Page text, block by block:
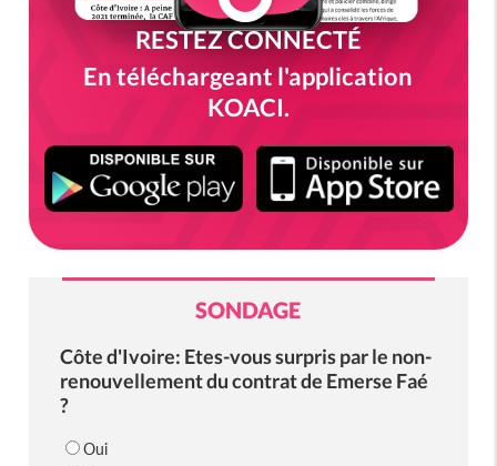
RESTEZ CONNECTÉ
En téléchargeant l'application
KOACI.
SONDAGE
Côte d'Ivoire: Etes-vous surpris par le non-
renouvellement du contrat de Emerse Faé
?
Oui